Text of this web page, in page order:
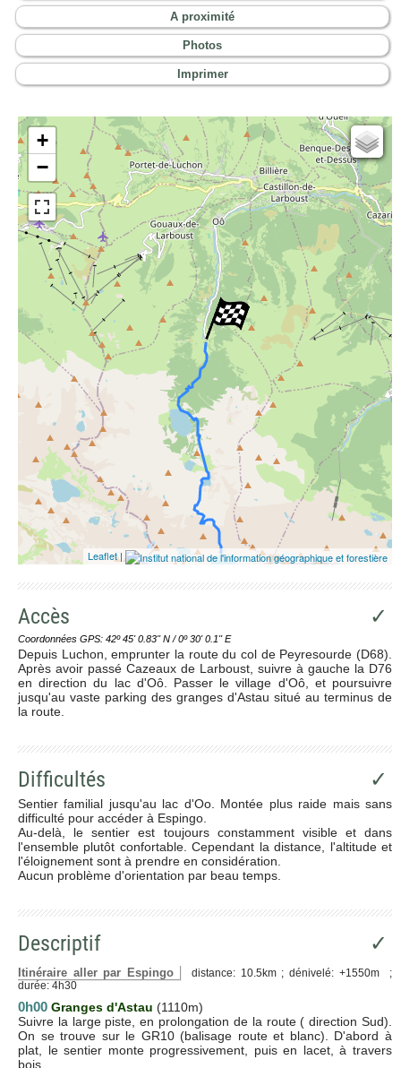
A proximité
Photos
Imprimer
+
−
Cartes IGN
Open Topo Map
Open Street Map
ESRI Word Imagery
Photographies aériennes
Leaflet|
Accès ✓
Coordonnées GPS: 42º 45' 0.83'' N / 0º 30' 0.1'' E
Depuis Luchon, emprunter la route du col de Peyresourde (D68).
Après avoir passé Cazeaux de Larboust, suivre à gauche la D76
en direction du lac d'Oô. Passer le village d'Oô, et poursuivre
jusqu'au vaste parking des granges d'Astau situé au terminus de
la route.
Difficultés ✓
Sentier familial jusqu'au lac d'Oo. Montée plus raide mais sans
difficulté pour accéder à Espingo.
Au-delà, le sentier est toujours constamment visible et dans
l'ensemble plutôt confortable. Cependant la distance, l'altitude et
l'éloignement sont à prendre en considération.
Aucun problème d'orientation par beau temps.
Descriptif ✓
Itinéraire aller par Espingo
distance: 10.5km ; dénivelé: +1550m ;
durée: 4h30
0h00 Granges d'Astau (1110m)
Suivre la large piste, en prolongation de la route ( direction Sud).
On se trouve sur le GR10 (balisage route et blanc). D'abord à
plat, le sentier monte progressivement, puis en lacet, à travers
bois.